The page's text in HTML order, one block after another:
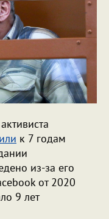
к 7 годам
из-за его
от 2020
9 лет